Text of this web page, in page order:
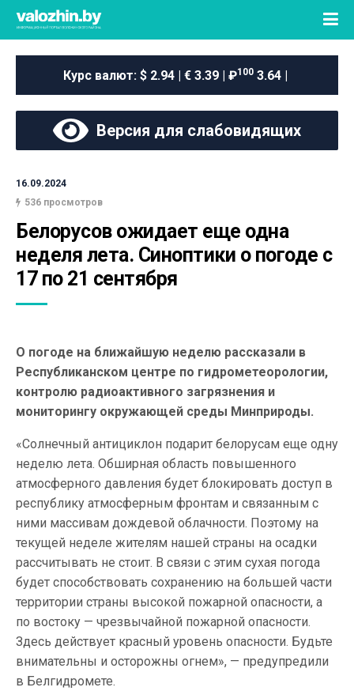
Курс валют: $ 2.94 | € 3.39 | ₽100 3.64 |
Версия для слабовидящих
16.09.2024
536 просмотров
Белорусов ожидает еще одна
неделя лета. Синоптики о погоде с
17 по 21 сентября
О погоде на ближайшую неделю рассказали в
Республиканском центре по гидрометеорологии,
контролю радиоактивного загрязнения и
мониторингу окружающей среды Минприроды.
«Солнечный антициклон подарит белорусам еще одну
неделю лета. Обширная область повышенного
атмосферного давления будет блокировать доступ в
республику атмосферным фронтам и связанным с
ними массивам дождевой облачности. Поэтому на
текущей неделе жителям нашей страны на осадки
рассчитывать не стоит. В связи с этим сухая погода
будет способствовать сохранению на большей части
территории страны высокой пожарной опасности, а
по востоку — чрезвычайной пожарной опасности.
Здесь действует красный уровень опасности. Будьте
внимательны и осторожны огнем», — предупредили
в Белгидромете.